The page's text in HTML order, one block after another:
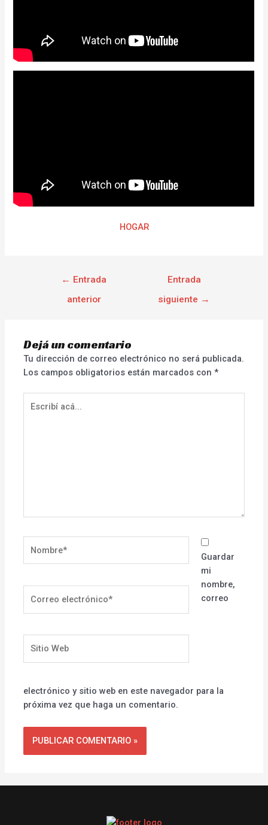
HOGAR
← Entrada
anterior
Entrada
siguiente →
Dejá un comentario
Tu dirección de correo electrónico no será publicada.
Los campos obligatorios están marcados con*
acá...
electrónico*
Web
Guardar
mi
nombre,
correo
electrónico y sitio web en este navegador para la
próxima vez que haga un comentario.